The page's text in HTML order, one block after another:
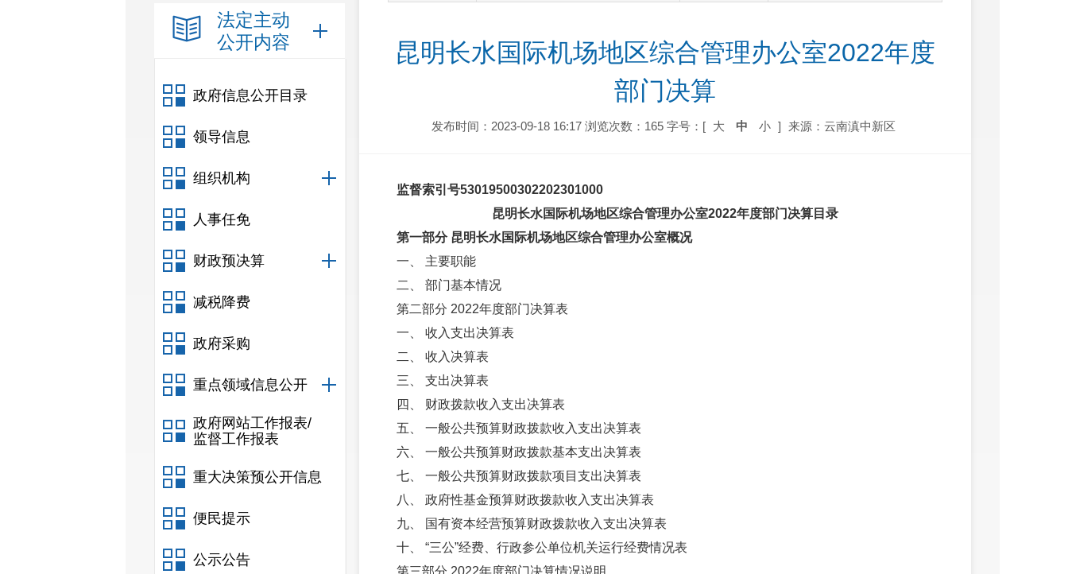
法定主动
公开内容
政府信息公开目录
领导信息
组织机构
人事任免
财政预决算
减税降费
政府采购
重点领域信息公开
政府网站工作报表/
监督工作报表
重大决策预公开信息
便民提示
公示公告
昆明长水国际机场地区综合管理办公室2022年度
部门决算
发布时间：2023-09-18 16:17 浏览次数：165 字号：[ 大 中 小 ] 来源：云南滇中新区
监督索引号53019500302202301000
昆明长水国际机场地区综合管理办公室2022年度部门决算目录
第一部分 昆明长水国际机场地区综合管理办公室概况
一、 主要职能
二、 部门基本情况
第二部分 2022年度部门决算表
一、 收入支出决算表
二、 收入决算表
三、 支出决算表
四、 财政拨款收入支出决算表
五、 一般公共预算财政拨款收入支出决算表
六、 一般公共预算财政拨款基本支出决算表
七、 一般公共预算财政拨款项目支出决算表
八、 政府性基金预算财政拨款收入支出决算表
九、 国有资本经营预算财政拨款收入支出决算表
十、 “三公”经费、行政参公单位机关运行经费情况表
第三部分 2022年度部门决算情况说明